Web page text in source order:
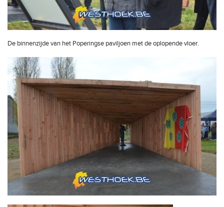
De binnenzijde van het Poperingse paviljoen met de oplopende vloer.